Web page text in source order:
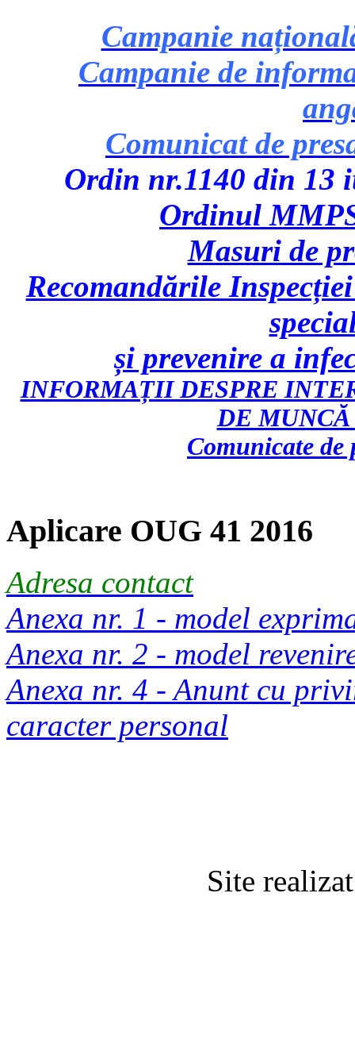
Campanie
Campanie de
Comunicat de
Ordin nr.1140 din 13
Ordinul
Masuri de
Recomandările
și prevenire a
INFORMAȚII DESPRE
DE
Comunicate
Aplicare OUG 41 2016
Adresa contact
Anexa nr. 1 - model
Anexa nr. 2 - model
Anexa nr. 4 - Anunt cu
caracter personal
Site